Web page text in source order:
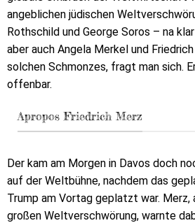
angeblichen jüdischen
Rothschild und George Soros – na
aber auch Angela Merkel und
solchen Schmonzes, fragt man sich.
offenbar.
Apropos Friedrich Merz
Der kam am Morgen in Davos doch
auf der Weltbühne, nachdem das
Trump am Vortag geplatzt war. Merz,
großen Weltverschwörung, warnte